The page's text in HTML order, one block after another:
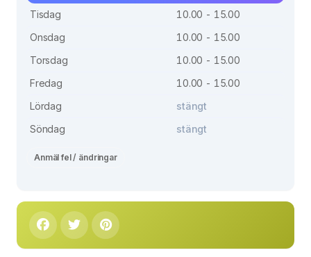
Tisdag
10.00 - 15.00
Onsdag
10.00 - 15.00
Torsdag
10.00 - 15.00
Fredag
10.00 - 15.00
Lördag
stängt
Söndag
stängt
Anmäl fel / ändringar